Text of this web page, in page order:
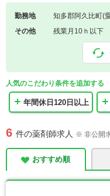
勤務地
知多郡阿久比町(
その他
残業月10ｈ以下
人気のこだわり条件を追加する
年間休日120日以上
6 件の薬剤師求人 ※ 非公開
おすすめ順